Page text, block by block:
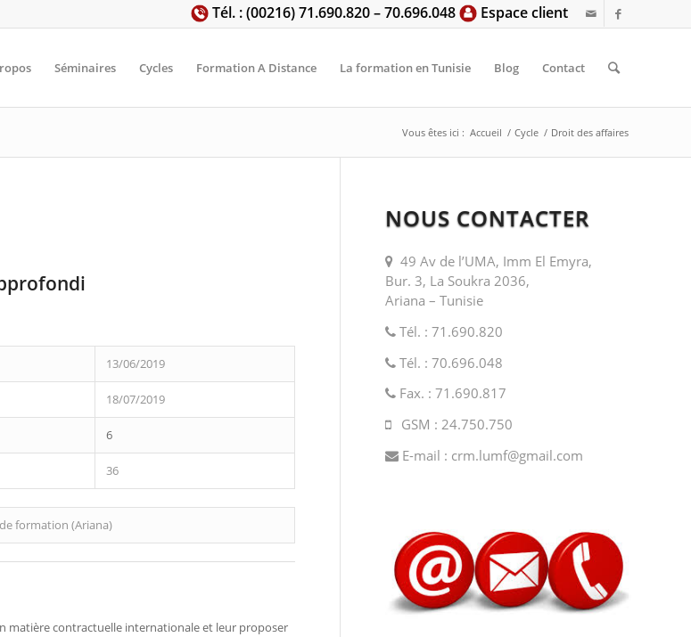
Tél. : (00216) 71.690.820 – 70.696.048 Espace client
Séminaires Cycles Formation A Distance La formation en Tunisie Blog Contact
Vous êtes ici : Accueil / Cycle / Droit des affaires
13/06/2019
18/07/2019
6
36
formation (Ariana)
matière contractuelle internationale et leur proposer
NOUS CONTACTER
49 Av de l’UMA, Imm El Emyra,
Bur. 3, La Soukra 2036,
Ariana – Tunisie
Tél. : 71.690.820
Tél. : 70.696.048
Fax. : 71.690.817
GSM : 24.750.750
E-mail : crm.lumf@gmail.com